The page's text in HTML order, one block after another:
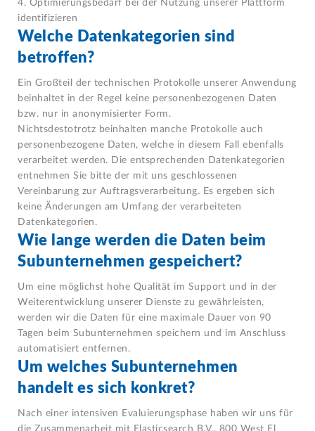
4. Optimierungsbedarf bei der Nutzung unserer Plattform
identifizieren
Welche Datenkategorien sind
betroffen?
Ein Großteil der technischen Protokolle unserer Anwendung
beinhaltet in der Regel keine personenbezogenen Daten
bzw. nur in anonymisierter Form.
Nichtsdestotrotz beinhalten manche Protokolle auch
personenbezogene Daten, welche in diesem Fall ebenfalls
verarbeitet werden. Die entsprechenden Datenkategorien
entnehmen Sie bitte der mit uns geschlossenen
Vereinbarung zur Auftragsverarbeitung. Es ergeben sich
keine Änderungen am Umfang der verarbeiteten
Datenkategorien.
Wie lange werden die Daten beim
Subunternehmen gespeichert?
Um eine möglichst hohe Qualität im Support und in der
Weiterentwicklung unserer Dienste zu gewährleisten,
werden wir die Daten für eine maximale Dauer von 90
Tagen beim Subunternehmen speichern und im Anschluss
automatisiert entfernen.
Um welches Subunternehmen
handelt es sich konkret?
Nach einer intensiven Evaluierungsphase haben wir uns für
die Zusammenarbeit mit Elasticsearch B.V., 800 West El